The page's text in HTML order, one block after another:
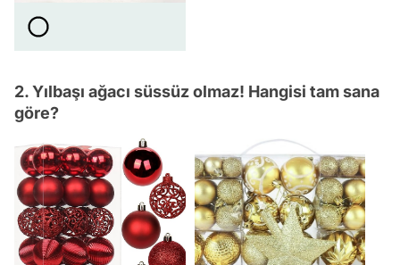
2. Yılbaşı ağacı süssüz olmaz! Hangisi tam sana
göre?